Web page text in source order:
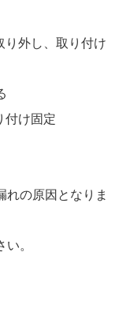
外し、取り付け
付け固定
れの原因となりま
。